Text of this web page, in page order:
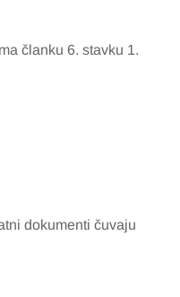
članku 6. stavku 1.
dokumenti čuvaju